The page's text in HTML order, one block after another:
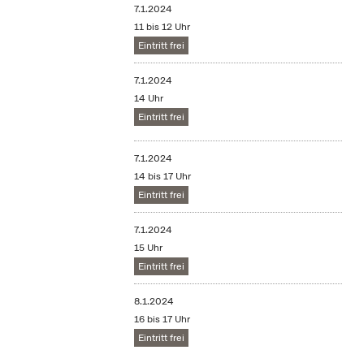
7.1.2024
11 bis 12 Uhr
Eintritt frei
7.1.2024
14 Uhr
Eintritt frei
7.1.2024
14 bis 17 Uhr
Eintritt frei
7.1.2024
15 Uhr
Eintritt frei
8.1.2024
16 bis 17 Uhr
Eintritt frei